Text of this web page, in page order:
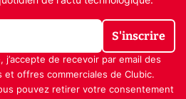
S'inscrire
j’accepte de recevoir par email des
et offres commerciales de Clubic.
pouvez retirer votre consentement